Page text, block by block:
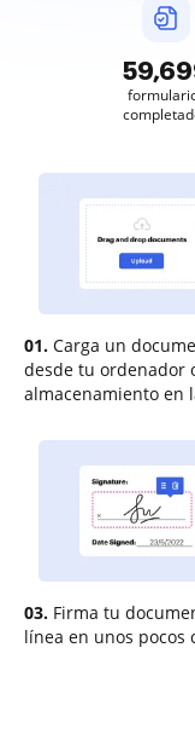
01. Carga un
desde tu ordenador
almacenamiento en
03. Firma tu
línea en unos pocos